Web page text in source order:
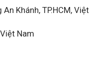
Khánh, TP.HCM,
Nam